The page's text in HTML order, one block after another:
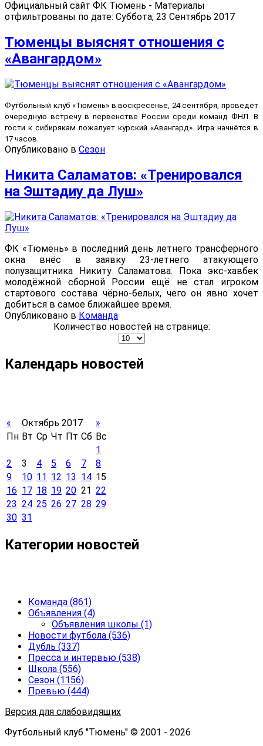
Официальный сайт ФК Тюмень - Материалы
отфильтрованы по дате: Суббота, 23 Сентябрь 2017
Тюменцы выяснят отношения с
«Авангардом»
Футбольный клуб «Тюмень» в воскресенье, 24 сентября, проведёт
очередную встречу в первенстве России среди команд ФНЛ. В
гости к сибирякам пожалует курский «Авангард». Игра начнётся в
17 часов.
Опубликовано в Сезон
Никита Саламатов: «Тренировался
на Эштадиу да Луш»
ФК «Тюмень» в последний день летнего трансферного
окна внёс в заявку 23-летнего атакующего
полузащитника Никиту Саламатова. Пока экс-хавбек
молодёжной сборной России ещё не стал игроком
стартового состава чёрно-белых, чего он явно хочет
добиться в самое ближайшее время.
Опубликовано в Команда
Количество новостей на странице:
Календарь новостей
« Октябрь 2017
»
Пн Вт Ср Чт Пт Сб Вс
1
2
3 4 5 6 7
8
9
10 11 12 13 14 15
16 17 18 19 20 21 22
23 24 25 26 27 28 29
30 31
Категории новостей
Команда (861)
Объявления (4)
Объявления школы (1)
Новости футбола (536)
Дубль (337)
Пресса и интервью (538)
Школа (556)
Сезон (1156)
Превью (444)
Версия для слабовидящих
Футбольный клуб "Тюмень" © 2001 - 2026